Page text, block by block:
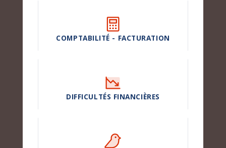
COMPTABILITÉ - FACTURATION
DIFFICULTÉS FINANCIÈRES